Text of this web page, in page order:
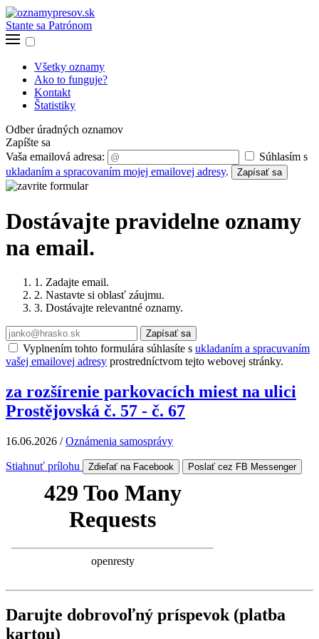
Stante sa Patrónom
Všetky oznamy
Ako to funguje?
Kontakt
Štatistiky
Odber úradných oznamov
Zapíšte sa
Vaša emailová adresa:
Súhlasím s
ukladaním a spracovaním mojej emailovej adresy. Zapísať sa
Dostávajte pravidelne oznamy
na email.
1. Zadajte email.
2. Nastavte si oblasť záujmu.
3. Dostávajte relevantné oznamy.
Zapísať sa
Vyplnením tohto formulára súhlasíte s ukladaním a spracuvaním
vašej emailovej adresy prostredníctvom tejto webovej stránky.
za rozšírenie parkovacích miest na ulici
Prostějovská č. 57 - č. 67
16.06.2026 /Oznámenia samosprávy
Stiahnuť prílohu Zdieľať na Facebook Poslať cez FB Messenger
Darujte dobrovoľný príspevok (platba
kartou)